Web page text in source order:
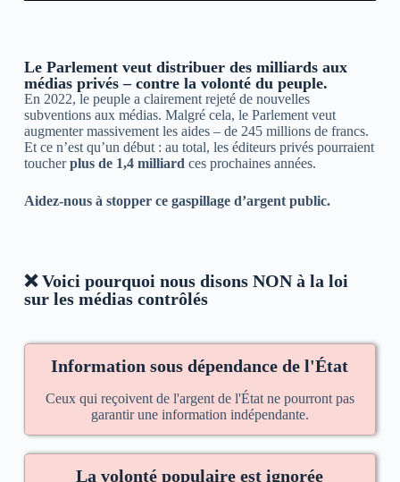
Le Parlement veut distribuer des milliards aux
médias privés – contre la volonté du peuple.
En 2022, le peuple a clairement rejeté de nouvelles
subventions aux médias. Malgré cela, le Parlement veut
augmenter massivement les aides – de 245 millions de francs.
Et ce n’est qu’un début : au total, les éditeurs privés pourraient
toucherplus de 1,4 milliard ces prochaines années.
Aidez-nous à stopper ce gaspillage d’argent public.
❌ Voici pourquoi nous disons NON à la loi
sur les médias contrôlés
Information sous dépendance de l'État
Ceux qui reçoivent de l'argent de l'État ne pourront pas
garantir une information indépendante.
La volonté populaire est ignorée